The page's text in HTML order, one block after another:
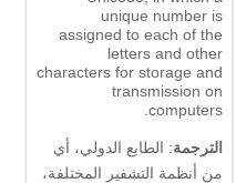
unique number is
assigned to each of the
letters and other
characters for storage and
transmission on
computers.
الترجمة: الطابع الدولي، أي
من أنظمة التشفير المختلفة،